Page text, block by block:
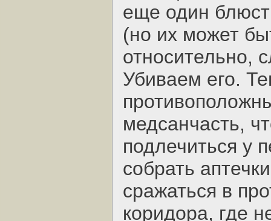
еще один
(но их может
относительно,
Убиваем его.
медсанчасть,
подлечиться у
собрать
сражаться в
коридора, где